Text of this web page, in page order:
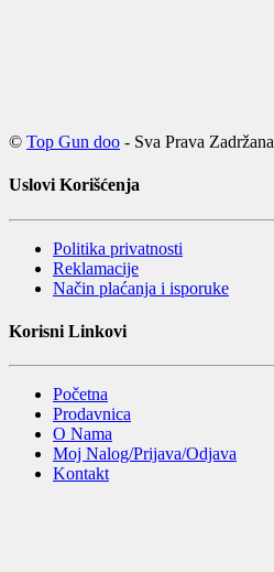
© Top Gun doo - Sva Prava Zadržana
Uslovi Korišćenja
Politika privatnosti
Reklamacije
Način plaćanja i isporuke
Korisni Linkovi
Početna
Prodavnica
O Nama
Moj Nalog/Prijava/Odjava
Kontakt